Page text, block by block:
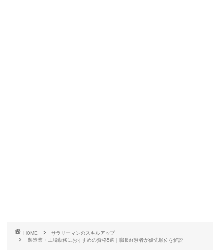
HOME
サラリーマンのスキルアップ
製造業・工場勤務におすすめの資格5選｜職長経験者が優先順位を解説